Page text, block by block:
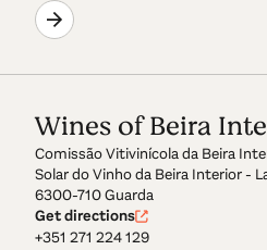
Wines of Beira
Comissão Vitivinícola da Beira
Solar do Vinho da Beira Interior -
6300-710 Guarda
Get directions
+351 271 224 129